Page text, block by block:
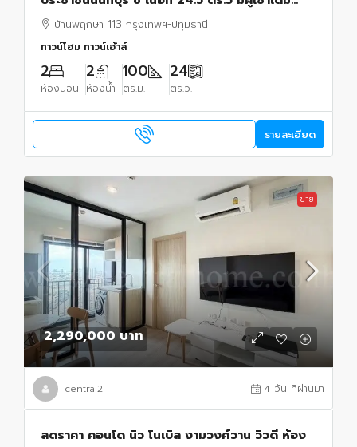
พร้อมพื้นที่เช่าเพิ่ม 4 ล็อค
บ้านพฤกษา 113 กรุงเทพฯ-ปทุมธานี
ทาวน์โฮม ทาวน์เฮ้าส์
2
ห้องนอน
2
ห้องน้ำ
100
ตร.ม.
24
ตร.ว.
รายละเอียด
ขาย
2,290,000 บาท
central2 4 วัน ที่ผ่านมา
ลดราคา คอนโด นิว โนเบิล งามวงศ์วาน วิวดี ห้อง